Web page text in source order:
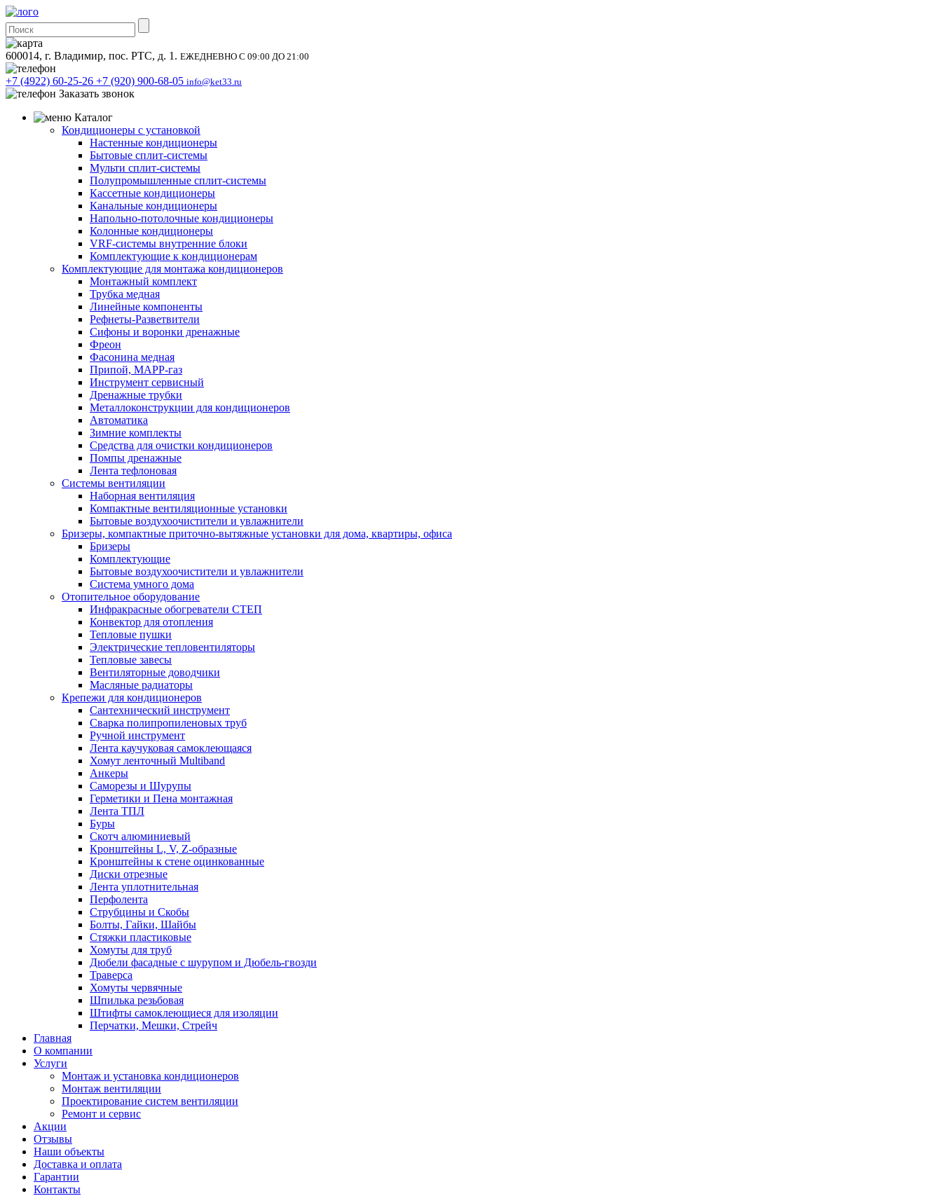
600014, г. Владимир, пос. РТС, д. 1. ЕЖЕДНЕВНО С 09:00 ДО 21:00
+7 (4922) 60-25-26 +7 (920) 900-68-05 info@ket33.ru
Заказать звонок
Каталог
Кондиционеры с установкой
Настенные кондиционеры
Бытовые сплит-системы
Мульти сплит-системы
Полупромышленные сплит-системы
Кассетные кондиционеры
Канальные кондиционеры
Напольно-потолочные кондиционеры
Колонные кондиционеры
VRF-системы внутренние блоки
Комплектующие к кондиционерам
Комплектующие для монтажа кондиционеров
Монтажный комплект
Трубка медная
Линейные компоненты
Рефнеты-Разветвители
Сифоны и воронки дренажные
Фреон
Фасонина медная
Припой, МАРР-газ
Инструмент сервисный
Дренажные трубки
Металлоконструкции для кондиционеров
Автоматика
Зимние комплекты
Средства для очистки кондиционеров
Помпы дренажные
Лента тефлоновая
Системы вентиляции
Наборная вентиляция
Компактные вентиляционные установки
Бытовые воздухоочистители и увлажнители
Бризеры, компактные приточно-вытяжные установки для дома, квартиры, офиса
Бризеры
Комплектующие
Бытовые воздухоочистители и увлажнители
Система умного дома
Отопительное оборудование
Инфракрасные обогреватели СТЕП
Конвектор для отопления
Тепловые пушки
Электрические тепловентиляторы
Тепловые завесы
Вентиляторные доводчики
Масляные радиаторы
Крепежи для кондиционеров
Сантехнический инструмент
Сварка полипропиленовых труб
Ручной инструмент
Лента каучуковая самоклеющаяся
Хомут ленточный Multiband
Анкеры
Саморезы и Шурупы
Герметики и Пена монтажная
Лента ТПЛ
Буры
Скотч алюминиевый
Кронштейны L, V, Z-образные
Кронштейны к стене оцинкованные
Диски отрезные
Лента уплотнительная
Перфолента
Струбцины и Скобы
Болты, Гайки, Шайбы
Стяжки пластиковые
Хомуты для труб
Дюбели фасадные с шурупом и Дюбель-гвозди
Траверса
Хомуты червячные
Шпилька резьбовая
Штифты самоклеющиеся для изоляции
Перчатки, Мешки, Стрейч
Главная
О компании
Услуги
Монтаж и установка кондиционеров
Монтаж вентиляции
Проектирование систем вентиляции
Ремонт и сервис
Акции
Отзывы
Наши объекты
Доставка и оплата
Гарантии
Контакты